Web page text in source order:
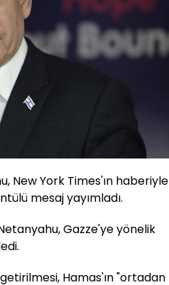
New York Times'ın haberiyle
mesaj yayımladı.
Gazze'ye yönelik
Hamas'ın "ortadan